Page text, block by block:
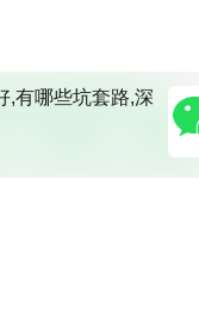
,有哪些坑套路,深